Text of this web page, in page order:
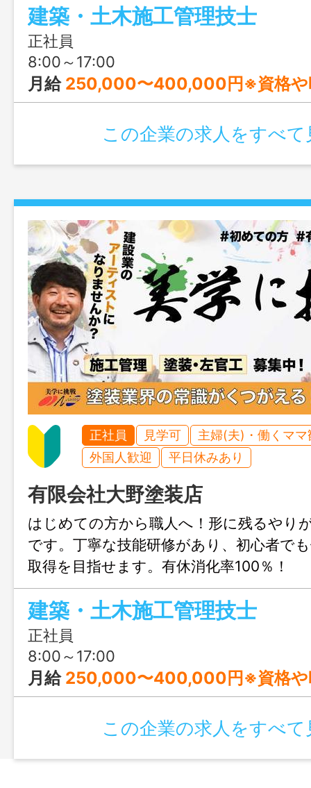
建築・土木施工管理技士
正社員
8:00～17:00
月給 250,000〜400,000円※資格や時間外
この企業の求人をすべて
正社員 見学可
主婦(夫)・働くママ
外国人歓迎
平日休みあり
有限会社大野塗装店
はじめての方から職人へ！形に残るやり
です。丁寧な技能研修があり、初心者で
取得を目指せます。有休消化率100％！
建築・土木施工管理技士
正社員
8:00～17:00
月給 250,000〜400,000円※資格や時間外
この企業の求人をすべて